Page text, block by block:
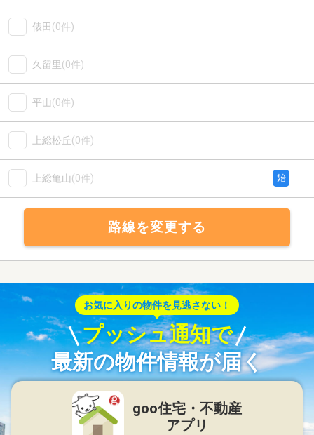
俵田 (0件)
久留里(0件)
平山(0件)
上総松丘(0件)
上総亀山(0件) 始
路線を変更する
お気に入りの物件を見逃さない！
プッシュ通知で
最新の物件情報が届く
goo住宅・不動産
アプリ